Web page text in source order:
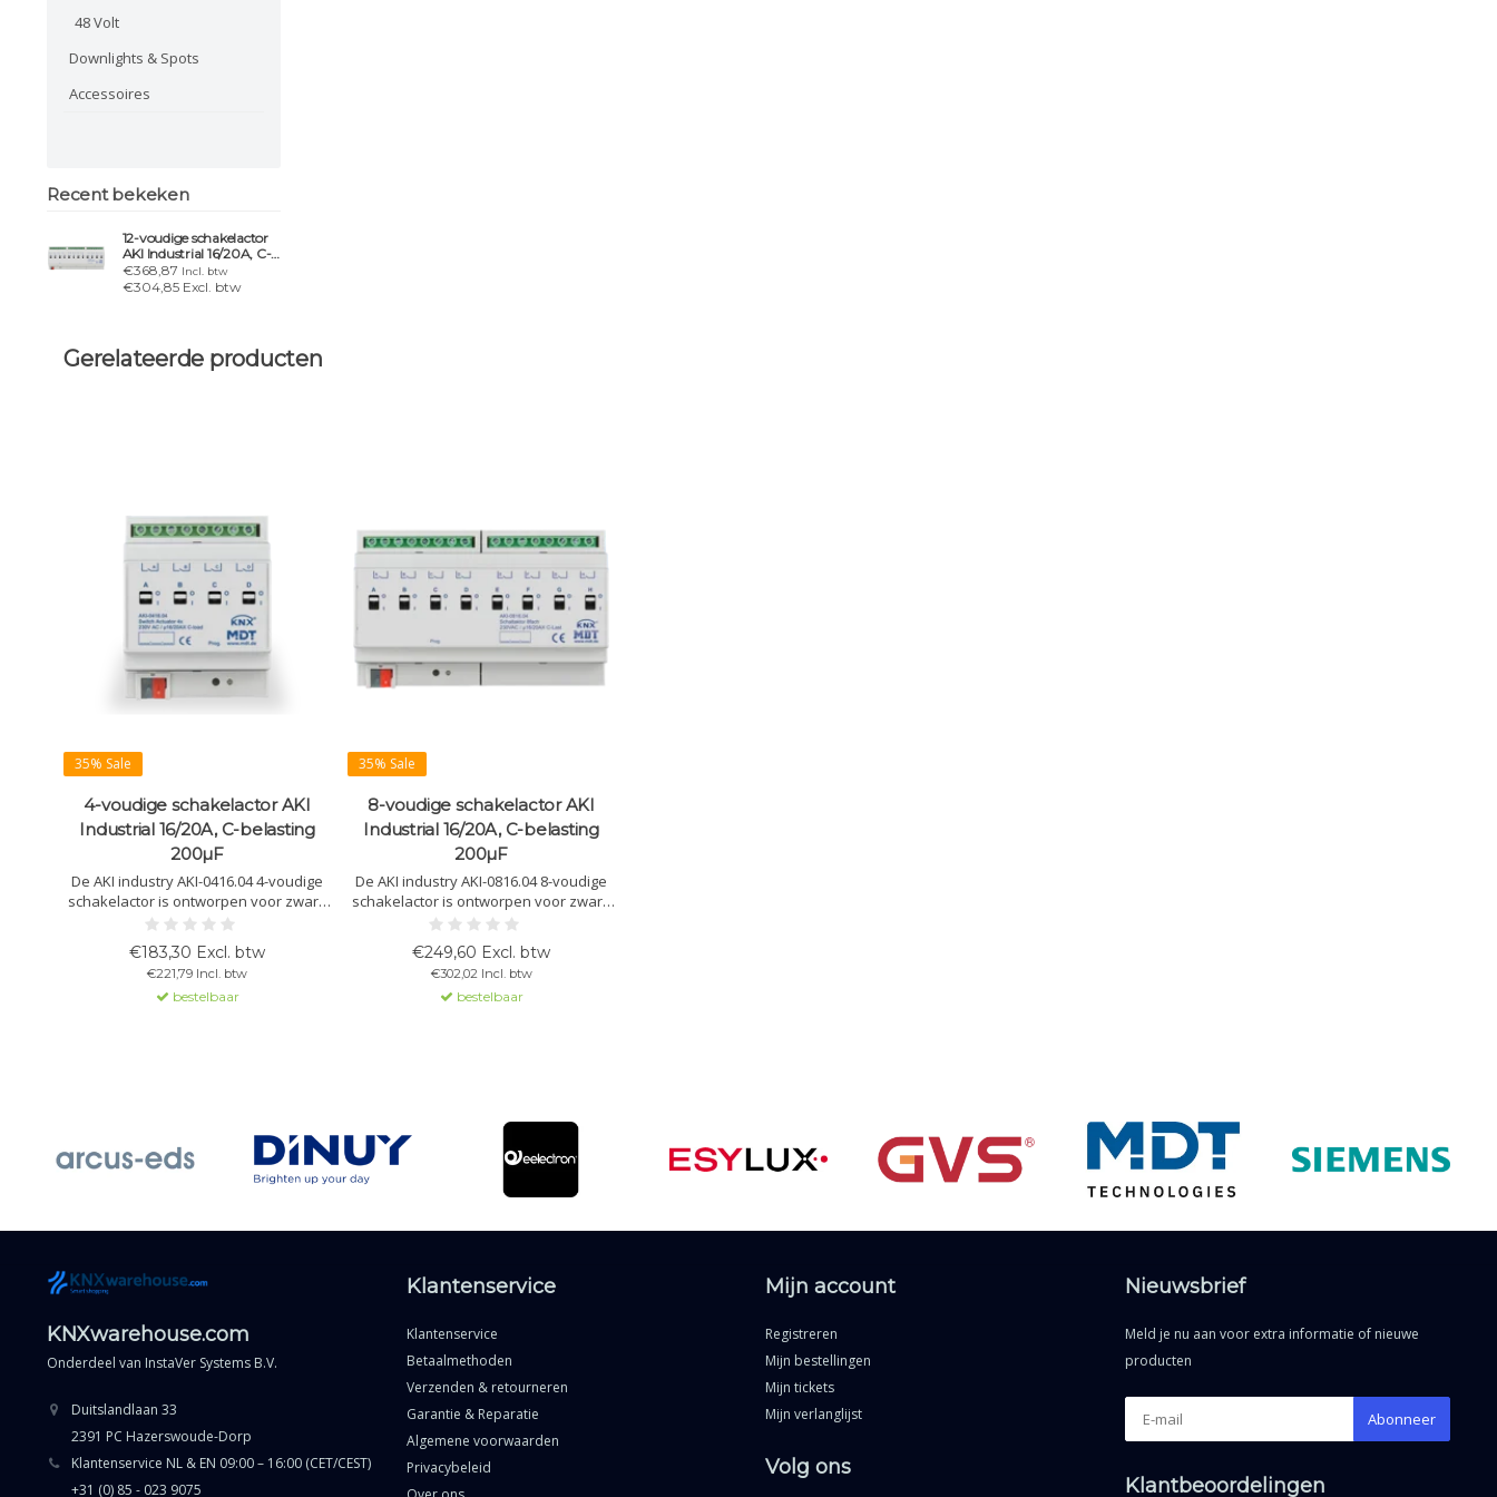
48 Volt
Downlights & Spots
Accessoires
Recent bekeken
12-voudige schakelactor
AKI Industrial 16/20A, C-
belasting 200µF
€368,87 Incl. btw
€304,85 Excl. btw
Gerelateerde producten
35% Sale
4-voudige schakelactor AKI
Industrial 16/20A, C-belasting
200µF
De AKI industry AKI-0416.04 4-voudige
schakelactor is ontworpen voor zware
lasten met hoge inschakelstromen. Met
handmatige bediening en KNX-
compatibiliteit biedt het betrouwbare
prestaties in industriële omgevingen.
€183,30 Excl. btw
€221,79 Incl. btw
bestelbaar
35% Sale
8-voudige schakelactor AKI
Industrial 16/20A, C-belasting
200µF
De AKI industry AKI-0816.04 8-voudige
schakelactor is ontworpen voor zware
industriële toepassingen met hoge
inschakelstromen. Met handmatige
bediening en KNX-compatibiliteit biedt
het betrouwbare prestaties in
gevoelige omgevingen.
€249,60 Excl. btw
€302,02 Incl. btw
bestelbaar
KNXwarehouse.com
Onderdeel van InstaVer Systems B.V.
Duitslandlaan 33
2391 PC Hazerswoude-Dorp
Klantenservice NL & EN 09:00 – 16:00 (CET/CEST)
+31 (0) 85 - 023 9075
Klantenservice
Klantenservice
Betaalmethoden
Verzenden & retourneren
Garantie & Reparatie
Algemene voorwaarden
Privacybeleid
Mijn account
Registreren
Mijn bestellingen
Mijn tickets
Mijn verlanglijst
Volg ons
Nieuwsbrief
Meld je nu aan voor extra informatie of nieuwe
producten
Abonneer
Klantbeoordelingen